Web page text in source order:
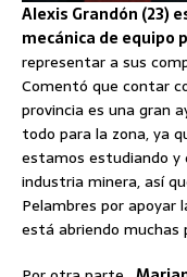
Alexis Grandón (23)
mecánica de equipo
representar a sus
Comentó que contar
provincia es una gran
todo para la zona, ya
estamos estudiando y
industria minera, así
Pelambres por apoyar
está abriendo muchas